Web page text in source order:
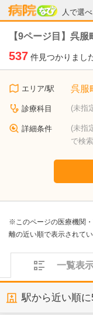
人で選
病院なび
【9ページ目】呉
537 件見つかりまし
エリア/駅 呉服
診療科目 (未指
詳細条件
(未指
で検
※このページの医療機関
離の近い順で表示されて
一覧表
駅から近い順に